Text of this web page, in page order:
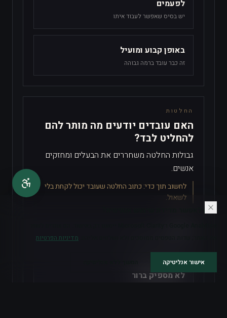
לפעמים
יש בסיס שאפשר לעבוד איתו
באופן קבוע ומועיל
זה כבר עובד ברמה גבוהה
החלטות
האם עובדים יודעים מה מותר להם
להחליט לבד?
גבולות החלטה משחררים את הבעלים ומחזקים
אנשים.
לחשוב תוך כדי: כתוב החלטה שעובד יכול לקחת בלי
לשאול.
לא מספיק ברור
האם לאפשר מדידת שימוש אנונימית?
מדיניות הפרטיות
אישור אנליטיקה